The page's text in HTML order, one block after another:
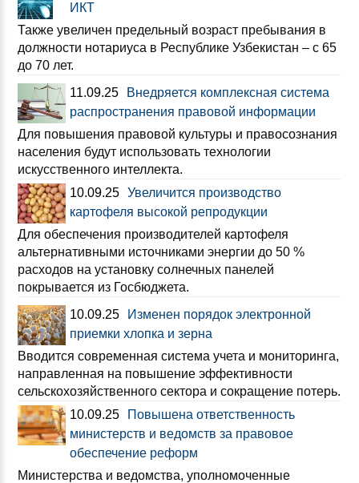
ИКТ
Также увеличен предельный возраст пребывания в
должности нотариуса в Республике Узбекистан – с 65
до 70 лет.
11.09.25
Внедряется комплексная система
распространения правовой информации
Для повышения правовой культуры и правосознания
населения будут использовать технологии
искусственного интеллекта.
10.09.25 Увеличится производство
картофеля высокой репродукции
Для обеспечения производителей картофеля
альтернативными источниками энергии до 50 %
расходов на установку солнечных панелей
покрывается из Госбюджета.
10.09.25
Изменен порядок электронной
приемки хлопка и зерна
Вводится современная система учета и мониторинга,
направленная на повышение эффективности
сельскохозяйственного сектора и сокращение потерь.
10.09.25
Повышена ответственность
министерств и ведомств за правовое
обеспечение реформ
Министерства и ведомства, уполномоченные